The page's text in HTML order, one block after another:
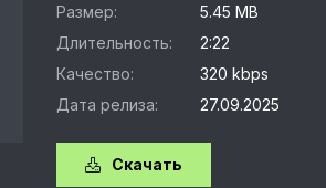
Размер:
5.45 MB
Длительность:
2:22
Качество:
320 kbps
Дата релиза:
27.09.2025
Скачать